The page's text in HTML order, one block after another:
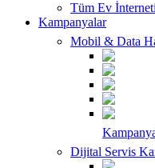
Tüm Ev
Kampanyalar
Mobil & Data
Dijital Servis